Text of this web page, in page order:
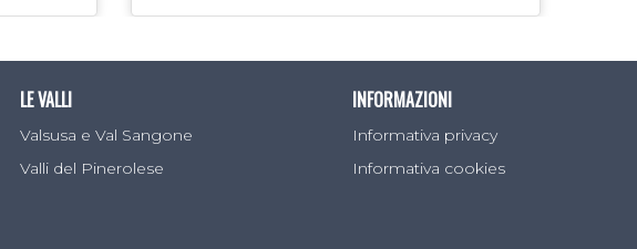
LE VALLI
Valsusa e Val Sangone
Valli del Pinerolese
INFORMAZIONI
Informativa privacy
Informativa cookies